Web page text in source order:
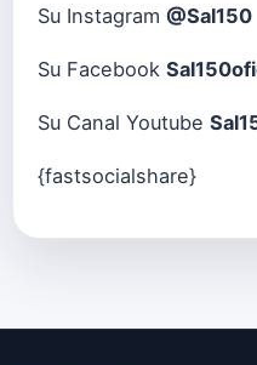
Su Instagram @Sal150
Su Facebook
Su Canal Youtube
{fastsocialshare}